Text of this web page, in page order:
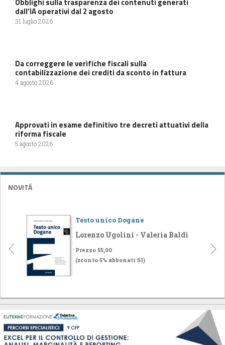
dall’IA operativi dal 2 agosto
31 luglio 2026
Da correggere le verifiche fiscali sulla
contabilizzazione dei crediti da sconto in fattura
4 agosto 2026
Approvati in esame definitivo tre decreti attuativi della
riforma fiscale
5 agosto 2026
NOVITÁ
Testo unico Dogane
Lorenzo Ugolini - Valeria Baldi
Prezzo 55,00
(sconto 5% abbonati SI)